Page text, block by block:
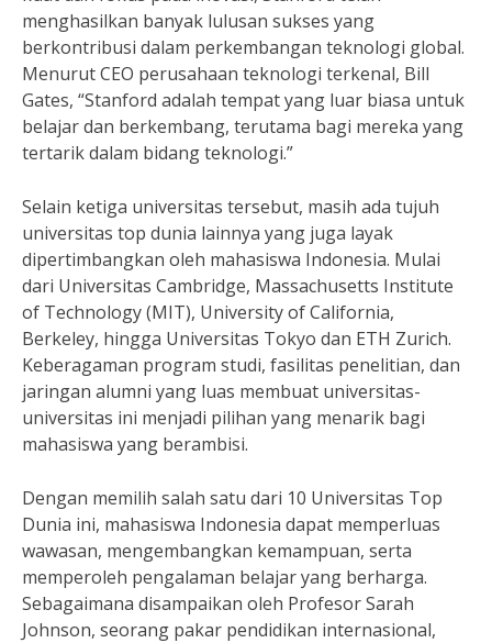
menghasilkan banyak lulusan sukses yang
berkontribusi dalam perkembangan teknologi global.
Menurut CEO perusahaan teknologi terkenal, Bill
Gates, “Stanford adalah tempat yang luar biasa untuk
belajar dan berkembang, terutama bagi mereka yang
tertarik dalam bidang teknologi.”
Selain ketiga universitas tersebut, masih ada tujuh
universitas top dunia lainnya yang juga layak
dipertimbangkan oleh mahasiswa Indonesia. Mulai
dari Universitas Cambridge, Massachusetts Institute
of Technology (MIT), University of California,
Berkeley, hingga Universitas Tokyo dan ETH Zurich.
Keberagaman program studi, fasilitas penelitian, dan
jaringan alumni yang luas membuat universitas-
universitas ini menjadi pilihan yang menarik bagi
mahasiswa yang berambisi.
Dengan memilih salah satu dari 10 Universitas Top
Dunia ini, mahasiswa Indonesia dapat memperluas
wawasan, mengembangkan kemampuan, serta
memperoleh pengalaman belajar yang berharga.
Sebagaimana disampaikan oleh Profesor Sarah
Johnson, seorang pakar pendidikan internasional,